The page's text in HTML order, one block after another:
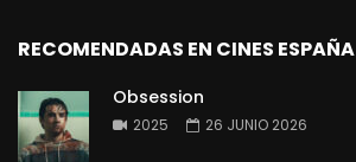
RECOMENDADAS EN CINES ESPAÑA
Obsession
2025 26 JUNIO 2026